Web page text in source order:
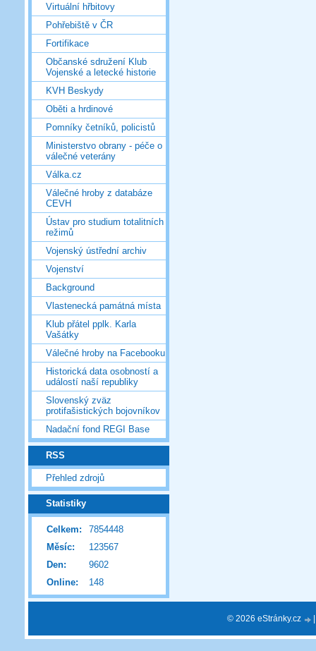
Virtuální hřbitovy
Pohřebiště v ČR
Fortifikace
Občanské sdružení Klub
Vojenské a letecké historie
KVH Beskydy
Oběti a hrdinové
Pomníky četníků, policistů
Ministerstvo obrany - péče o
válečné veterány
Válka.cz
Válečné hroby z databáze
CEVH
Ústav pro studium totalitních
režimů
Vojenský ústřední archiv
Vojenství
Background
Vlastenecká památná místa
Klub přátel pplk. Karla
Vašátky
Válečné hroby na Facebooku
Historická data osobností a
událostí naší republiky
Slovenský zväz
protifašistických bojovníkov
Nadační fond REGI Base
RSS
Přehled zdrojů
Statistiky
Online: 148
Celkem:
7854448
Měsíc:
123567
Den:
9602
© 2026 eStránky.cz